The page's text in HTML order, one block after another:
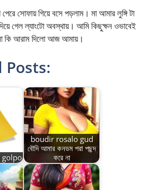
সোফায় গিয়ে বসে পড়লাম। মা আমার লুঙ্গি টা
গেল ল্যাংটো অবস্থায়। আমি কিছুক্ষন ওভাবেই
কি আরাম দিলো আজ আমায়।
Posts:
golpo
boudir rosalo gud
বৌদি আমার কনডম পরা পছন্দ
করে না